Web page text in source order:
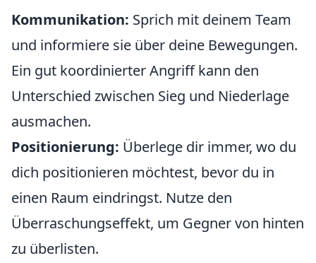
Kommunikation: Sprich mit deinem Team
und informiere sie über deine Bewegungen.
Ein gut koordinierter Angriff kann den
Unterschied zwischen Sieg und Niederlage
ausmachen.
Positionierung: Überlege dir immer, wo du
dich positionieren möchtest, bevor du in
einen Raum eindringst. Nutze den
Überraschungseffekt, um Gegner von hinten
zu überlisten.